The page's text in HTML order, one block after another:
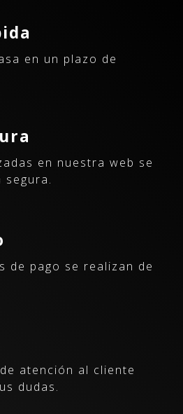
en un plazo de
en nuestra web se
segura.
de pago se realizan de
atención al cliente
dudas.